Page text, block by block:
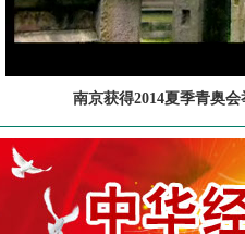
南京获得2014夏季青奥会